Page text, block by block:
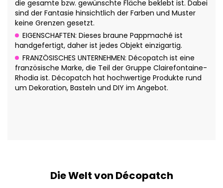
die gesamte bzw. gewünschte Fläche beklebt ist. Dabei
sind der Fantasie hinsichtlich der Farben und Muster
keine Grenzen gesetzt.
EIGENSCHAFTEN: Dieses braune Pappmaché ist
handgefertigt, daher ist jedes Objekt einzigartig.
FRANZÖSISCHES UNTERNEHMEN: Décopatch ist eine
französische Marke, die Teil der Gruppe Clairefontaine-
Rhodia ist. Décopatch hat hochwertige Produkte rund
um Dekoration, Basteln und DIY im Angebot.
Die Welt von Décopatch